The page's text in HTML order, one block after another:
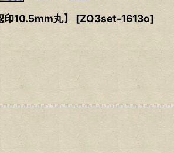
10.5mm丸】 [ZO3set-1613o]